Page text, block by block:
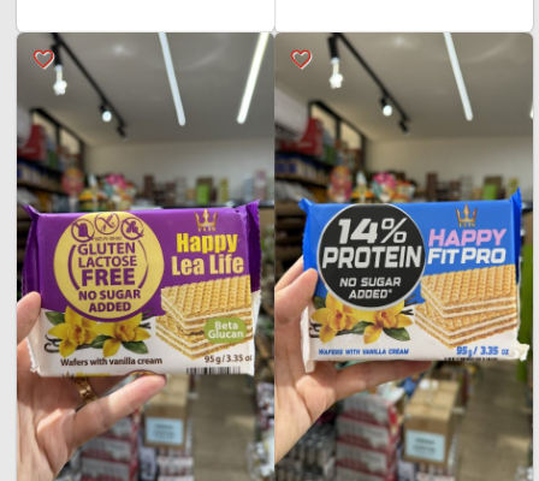
favorite_border
favorite_border